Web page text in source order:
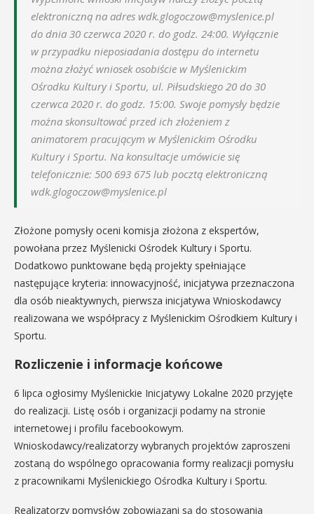
elektroniczną na adres wdk.glogoczow@myslenice.pl
do dnia 30 czerwca 2020 r. do godz. 24:00. Wyłącznie
w przypadku nieposiadania dostępu do internetu
można złożyć wniosek osobiście w Myślenickim
Ośrodku Kultury i Sportu, ul. Piłsudskiego 20 do 30
czerwca 2020 r. do godz. 15:00. Swoje pomysły będzie
można skonsultować przed ich złożeniem z
animatorem pracującym w Myślenickim Ośrodku
Kultury i Sportu. Na konsultacje umówicie się
telefonicznie: 500 693 675 lub pocztą elektroniczną
wdk.glogoczow@myslenice.pl
Złożone pomysły oceni komisja złożona z ekspertów,
powołana przez Myślenicki Ośrodek Kultury i Sportu.
Dodatkowo punktowane będą projekty spełniające
następujące kryteria: innowacyjność, inicjatywa przeznaczona
dla osób nieaktywnych, pierwsza inicjatywa Wnioskodawcy
realizowana we współpracy z Myślenickim Ośrodkiem Kultury i
Sportu.
Rozliczenie i informacje końcowe
6 lipca ogłosimy Myślenickie Inicjatywy Lokalne 2020 przyjęte
do realizacji. Listę osób i organizacji podamy na stronie
internetowej i profilu facebookowym.
Wnioskodawcy/realizatorzy wybranych projektów zaproszeni
zostaną do wspólnego opracowania formy realizacji pomysłu
z pracownikami Myślenickiego Ośrodka Kultury i Sportu.
Realizatorzy pomysłów zobowiązani są do stosowania